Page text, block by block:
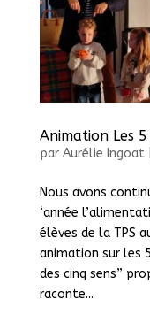
Animation Les 5
par Aurélie Ingoat|
Nous avons
‘année
élèves de la TPS
animation sur les
des cinq sens”
raconte...